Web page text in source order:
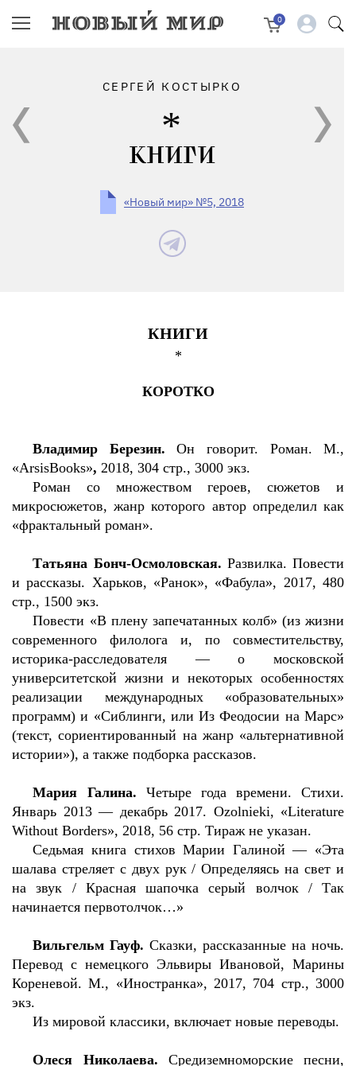
0
СЕРГЕЙ КОСТЫРКО
КНИГИ
«Новый мир» №5, 2018
КНИГИ
*
КОРОТКО
Владимир Березин.Он говорит. Роман. М.,
«ArsisBooks», 2018, 304 стр., 3000 экз.
Роман со множеством героев, сюжетов и
микросюжетов, жанр которого автор определил как
«фрактальный роман».
Татьяна Бонч-Осмоловская. Развилка. Повести
и рассказы. Харьков, «Ранок», «Фабула», 2017, 480
стр., 1500 экз.
Повести «В плену запечатанных колб» (из жизни
современного филолога и, по совместительству,
историка-расследователя — о московской
университетской жизни и некоторых особенностях
реализации международных «образовательных»
программ) и «Сиблинги, или Из Феодосии на Марс»
(текст, сориентированный на жанр «альтернативной
истории»), а также подборка рассказов.
Мария Галина. Четыре года времени. Стихи.
Январь 2013 — декабрь2017. Ozolnieki, «Literature
Without Borders», 2018, 56 стр. Тираж не указан.
Седьмая книга стихов Марии Галиной — «Эта
шалава стреляет с двух рук / Определяясь на свет и
на звук / Красная шапочка серый волчок / Так
начинается первотолчок…»
Вильгельм Гауф. Сказки, рассказанные на ночь.
Перевод с немецкого Эльвиры Ивановой, Марины
Кореневой. М., «Иностранка», 2017, 704 стр., 3000
экз.
Из мировой классики, включает новые переводы.
Олеся Николаева. Средиземноморские песни,